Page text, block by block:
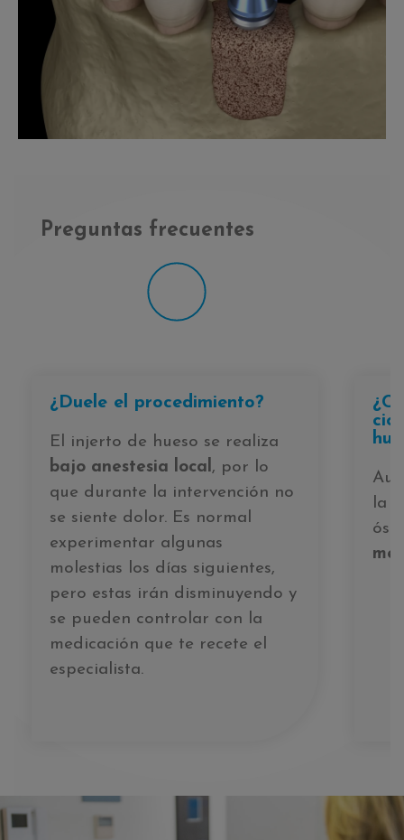
Preguntas frecuentes
¿Duele el procedimiento?
El injerto de hueso se realiza
bajo anestesia local , por lo
que durante la intervención no
se siente dolor. Es normal
experimentar algunas
molestias los días siguientes,
pero estas irán disminuyendo y
se pueden controlar con la
medicación que te recete el
especialista.
la